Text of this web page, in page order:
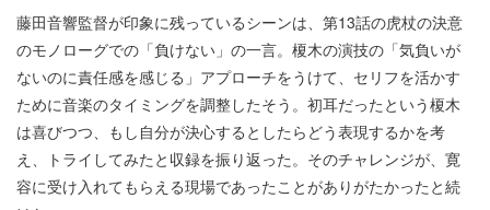
藤田音響監督が印象に残っているシーンは、第13話の虎杖の決意
のモノローグでの「負けない」の一言。榎木の演技の「気負いが
ないのに責任感を感じる」アプローチをうけて、セリフを活かす
ために音楽のタイミングを調整したそう。初耳だったという榎木
は喜びつつ、もし自分が決心するとしたらどう表現するかを考
え、トライしてみたと収録を振り返った。そのチャレンジが、寛
容に受け入れてもらえる現場であったことがありがたかったと続